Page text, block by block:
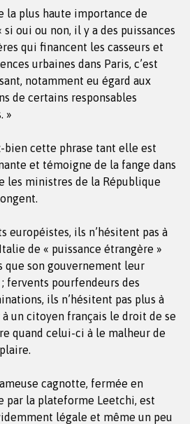
la plus haute importance de
si oui ou non, il y a des puissances
qui financent les casseurs et
urbaines dans Paris, c’est
notamment eu égard aux
de certains responsables
»
bien cette phrase tant elle est
et témoigne de la fange dans
les ministres de la République
européistes, ils n’hésitent pas à
de « puissance étrangère »
que son gouvernement leur
fervents pourfendeurs des
ils n’hésitent pas plus à
à un citoyen français le droit de se
quand celui-ci à le malheur de
cagnotte, fermée en
par la plateforme Leetchi, est
légale et même un peu